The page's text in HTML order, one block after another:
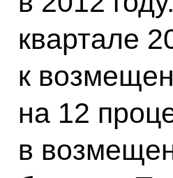
квартале
к
на 12
в